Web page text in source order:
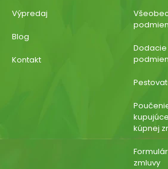
Výpredaj
Blog
Kontakt
kúpnej
zmluvy